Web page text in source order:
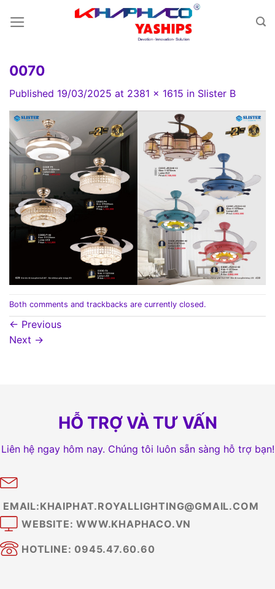
0070
Published 19/03/2025 at 2381 × 1615 in Slister B
Both comments and trackbacks are currently closed.
← Previous
Next →
HỖ TRỢ VÀ TƯ VẤN
Liên hệ ngay hôm nay. Chúng tôi luôn sẵn sàng hỗ trợ bạn!
EMAIL:KHAIPHAT.ROYALLIGHTING@GMAIL.COM
WEBSITE: WWW.KHAPHACO.VN
HOTLINE: 0945.47.60.60